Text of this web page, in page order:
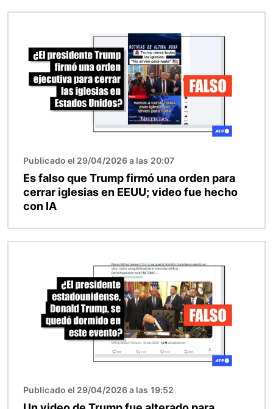
Publicado el 29/04/2026 a las 20:07
Es falso que Trump firmó una orden para
cerrar iglesias en EEUU; video fue hecho
con IA
Publicado el 29/04/2026 a las 19:52